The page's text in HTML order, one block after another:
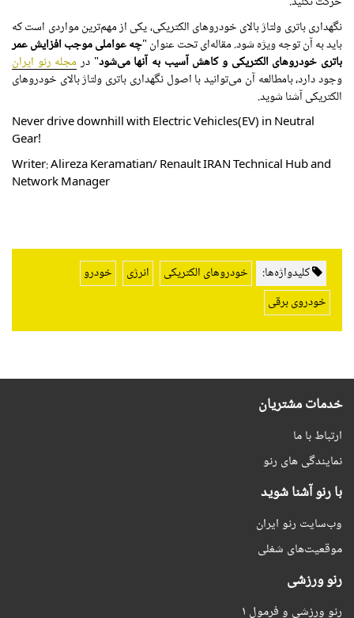
نگهداری باتری ولتاژ بالای خودروهای الکتریکی، یکی از مهم‌ترین مواردی است که
باید به آن توجه ویژه شود. مقاله‌ای تحت عنوان "چه عواملی موجب افزایش عمر
باتری خودروهای الکتریکی و کاهش آسیب به آنها می‌شود" درمجله رنو ایران
وجود دارد، بامطالعه آن می‌توانید با اصول نگهداری باتری ولتاژ بالای خودروهای
الکتریکی آشنا شوید.
Never drive downhill with Electric Vehicles(EV) in Neutral
Gear!
Writer: Alireza Keramatian/ Renault IRAN Technical Hub and
Network Manager
کلیدواژه‌ها: خودروهای الکتریکی انرژی
خودرو
خودروی برقی
خدمات مشتریان
ارتباط با ما
نمایندگی های رنو
با رنو آشنا شوید
وب‌سایت رنو ایران
موقعیت‌های شغلی
رنو ورزشی
رنو ورزشی و فرمول ۱